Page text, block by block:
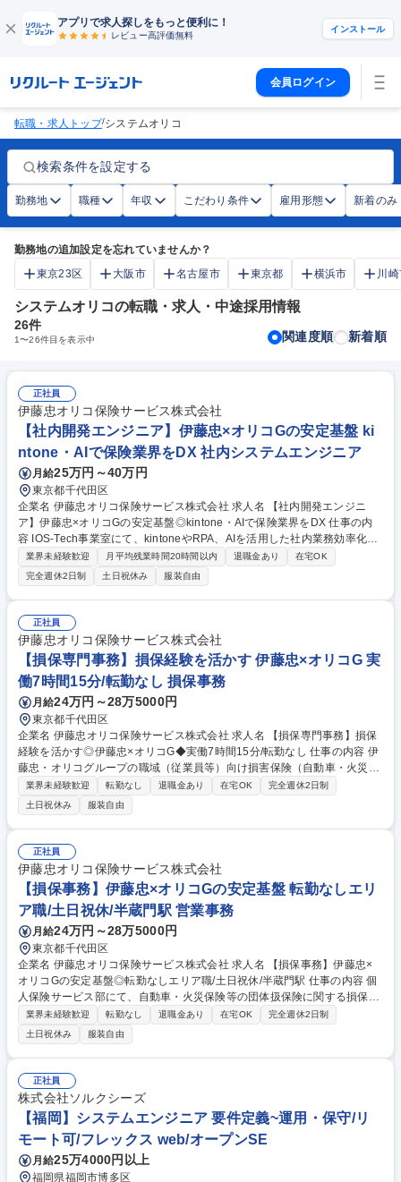
アプリで求人探しをもっと便利に！
レビュー高評価無料
インストール
会員ログイン
転職・求人トップ/システムオリコ
検索条件を設定する
勤務地 職種 年収 こだわり条件 雇用形態 新着のみ
勤務地の追加設定を忘れていませんか？
東京23区
大阪市 名古屋市 東京都 横浜市 川
システムオリコの転職・求人・中途採用情報
26件
1〜26件目を表示中 関連度順 新着順
正社員
伊藤忠オリコ保険サービス株式会社
【社内開発エンジニア】伊藤忠×オリコGの安定基盤 ki
ntone・AIで保険業界をDX 社内システムエンジニア
月給25万円～40万円
東京都千代田区
企業名 伊藤忠オリコ保険サービス株式会社 求人名 【社内開発エンジニ
ア】伊藤忠×オリコGの安定基盤◎kintone・AIで保険業界をDX 仕事の内
容 IOS-Tech事業室にて、kintoneやRPA、AIを活用した社内業務効率化ツ
ールの開発・運用保守、および顧客向けのDXソリューション提案や開発
アプリの外販業務をお任せいたします。 ■kintoneおよびプラグインの設
定・構築・運用保守 ■RPA（PowerAutomate）やExcelマクロの開発・運
用保守 ■CopilotやAzure OpenAIを活用した業務効率化・サービス開発 ■
顧客のDXに関する相談対応・ソリューション提案 ★最新技術を組み合わ
せ、要望に応じた業務改善サービスを提供する「攻めの開発」を経験でき
ます。 募集職種 【社内開発エンジニア】伊藤忠×オリコGの安定基盤◎kin
tone・AIで保険業界をDX
業界未経験歓迎 月平均残業時間20時間以内 退職金あり
在宅OK
完全週休2日制
土日祝休み 服装自由
正社員
伊藤忠オリコ保険サービス株式会社
【損保専門事務】損保経験を活かす 伊藤忠×オリコG 実
働7時間15分/転勤なし 損保事務
月給24万円～28万5000円
東京都千代田区
企業名 伊藤忠オリコ保険サービス株式会社 求人名 【損保専門事務】損保
経験を活かす◎伊藤忠×オリコG◆実働7時間15分/転勤なし 仕事の内容 伊
藤忠・オリコグループの職域（従業員等）向け損害保険（自動車・火災メ
イン）の代理店として、新規・更改・変更手続きなどの損保専門事務や、
営業推進・施策の実行などをお任せいたします。 ■顧客対応（主に電話や
メールでの満期案内、更改、変更、保険料督促等） ■専門事務（計上業
務、契約管理、書類作成等） ■営業推進・企画立案（保険会社との交渉、
販売促進施策の実行など） ※まずは自動車・火災保険の団体扱業務を中心
に対応。kintoneやWebシステム等を使用した手続き等、PCを用いる業務
が中心です。 募集職種 【損保専門事務】損保経験を活かす◎伊藤忠×オリ
コG◆実働7時間15分/転勤なし
業界未経験歓迎 転勤なし 退職金あり 在宅OK
完全週休2日制
土日祝休み
服装自由
正社員
伊藤忠オリコ保険サービス株式会社
【損保事務】伊藤忠×オリコGの安定基盤 転勤なしエリ
ア職/土日祝休/半蔵門駅 営業事務
月給24万円～28万5000円
東京都千代田区
企業名 伊藤忠オリコ保険サービス株式会社 求人名 【損保事務】伊藤忠×
オリコGの安定基盤◎転勤なしエリア職/土日祝休/半蔵門駅 仕事の内容 個
人保険サービス部にて、自動車・火災保険等の団体扱保険に関する損保事
務全般をお任せします。最初は顧客対応（電話・メール）や満期案内・計
上等の専門事務からスタートし、徐々に業務の幅を広げます。 ■職域保険
に関わる新規・更改・変更・保険料督促等の計上事務（一部顧客対応含
む）■満期管理、計上、webを使用した満期更新手続き等の損保専門事務
全般■将来的には、営業推進・企画立案、保険会社との交渉、販売促進施
策の実行など、能動的な業務にも携わっていただきます。 ※顧客対応は、
電話・メール中心です。 ※kintoneや保険会社のオンラインシステムを使
用します。 募集職種 【損保事務】伊藤忠×オリコGの安定基盤◎転勤なし
エリア職/土日祝休/半蔵門駅
業界未経験歓迎 転勤なし 退職金あり 在宅OK
完全週休2日制
土日祝休み
服装自由
正社員
株式会社ソルクシーズ
【福岡】システムエンジニア 要件定義~運用・保守/リ
モート可/フレックス web/オープンSE
月給25万4000円以上
福岡県福岡市博多区